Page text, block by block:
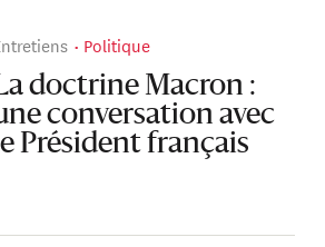
Politique
doctrine Macron :
conversation avec
Président français